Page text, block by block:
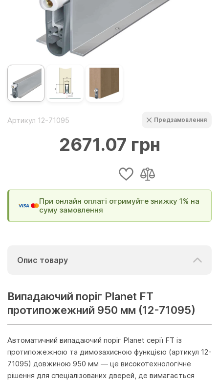
Артикул 12-71095 Предзамовлення
2671.07 грн
При онлайн оплаті отримуйте знижку 1% на
суму замовлення
Опис товару
Випадаючий поріг Planet FT
протипожежний 950 мм (12-71095)
Автоматичний випадаючий поріг Planet серії FT із
протипожежною та димозахисною функцією (артикул 12-
71095) довжиною 950 мм — це високотехнологічне
рішення для спеціалізованих дверей, де вимагається